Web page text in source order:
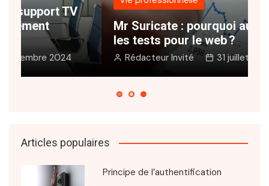
Mr Suricate : pourquoi automatiser
les tests pour le web ?
Rédacteur Invité 31 juillet 2024
Articles populaires
Principe de l’authentification